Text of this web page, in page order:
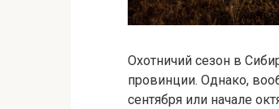
Охотничий сезон в
провинции. Однако,
сентября или начале